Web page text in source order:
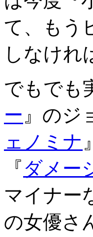
て、もう
しなけれ
でもでも
ー 』のジ
ェノミナ
『ダメー
マイナー
の女優さ